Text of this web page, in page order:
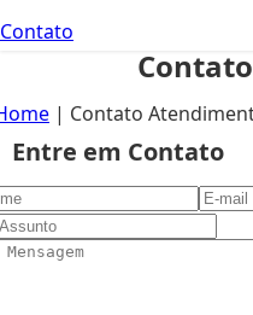
Contato
Contato
| Contato
Entre em Contato